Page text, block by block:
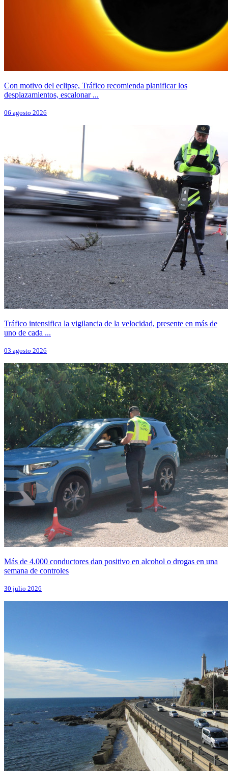
Con motivo del eclipse, Tráfico recomienda planificar los
desplazamientos, escalonar ...
06 agosto 2026
Tráfico intensifica la vigilancia de la velocidad, presente en más de
uno de cada ...
03 agosto 2026
Más de 4.000 conductores dan positivo en alcohol o drogas en una
semana de controles
30 julio 2026